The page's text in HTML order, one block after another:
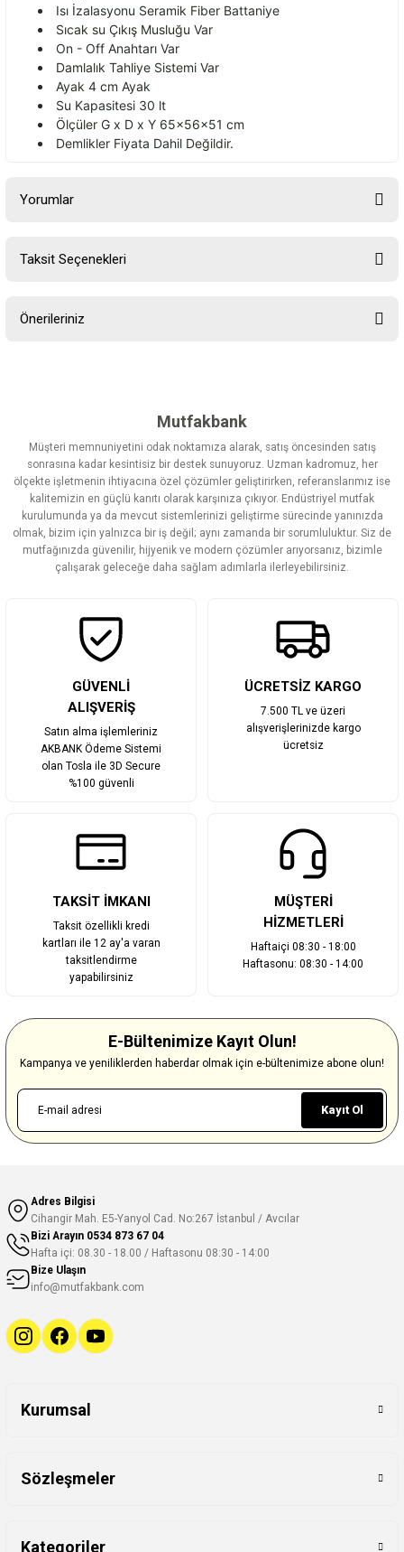
Isı İzalasyonu Seramik Fiber Battaniye
Sıcak su Çıkış Musluğu Var
On - Off Anahtarı Var
Damlalık Tahliye Sistemi Var
Ayak 4 cm Ayak
Su Kapasitesi 30 lt
Ölçüler G x D x Y 65x56x51 cm
Demlikler Fiyata Dahil Değildir.
Yorumlar
Taksit Seçenekleri
Önerileriniz
Görüş ve önerileriniz için teşekkür ederiz.
Ürün resmi kalitesiz, bozuk veya görüntülenemiyor.
Ürün açıklamasında eksik bilgiler bulunuyor.
Ürün bilgilerinde hatalar bulunuyor.
Ürün fiyatı diğer sitelerden daha pahalı.
Bu ürüne benzer farklı alternatifler olmalı.
Mutfakbank
Müşteri memnuniyetini odak noktamıza alarak, satış öncesinden satış
sonrasına kadar kesintisiz bir destek sunuyoruz. Uzman kadromuz, her
ölçekte işletmenin ihtiyacına özel çözümler geliştirirken, referanslarımız ise
kalitemizin en güçlü kanıtı olarak karşınıza çıkıyor. Endüstriyel mutfak
kurulumunda ya da mevcut sistemlerinizi geliştirme sürecinde yanınızda
olmak, bizim için yalnızca bir iş değil; aynı zamanda bir sorumluluktur. Siz de
mutfağınızda güvenilir, hijyenik ve modern çözümler arıyorsanız, bizimle
çalışarak geleceğe daha sağlam adımlarla ilerleyebilirsiniz.
GÜVENLİ
ALIŞVERİŞ
Satın alma işlemleriniz
AKBANK Ödeme Sistemi
olan Tosla ile 3D Secure
%100 güvenli
ÜCRETSİZ KARGO
7.500 TL ve üzeri
alışverişlerinizde kargo
ücretsiz
TAKSİT İMKANI
Taksit özellikli kredi
kartları ile 12 ay'a varan
taksitlendirme
yapabilirsiniz
MÜŞTERİ
HİZMETLERİ
Haftaiçi 08:30 - 18:00
Haftasonu: 08:30 - 14:00
E-Bültenimize Kayıt Olun!
Kampanya ve yeniliklerden haberdar olmak için e-bültenimize abone olun!
Kayıt Ol
Adres Bilgisi
Cihangir Mah. E5-Yanyol Cad. No:267 İstanbul / Avcılar
Bizi Arayın 0534 873 67 04
Hafta içi: 08.30 - 18.00 / Haftasonu 08:30 - 14:00
Bize Ulaşın
info@mutfakbank.com
Kurumsal
Sözleşmeler
Kategoriler